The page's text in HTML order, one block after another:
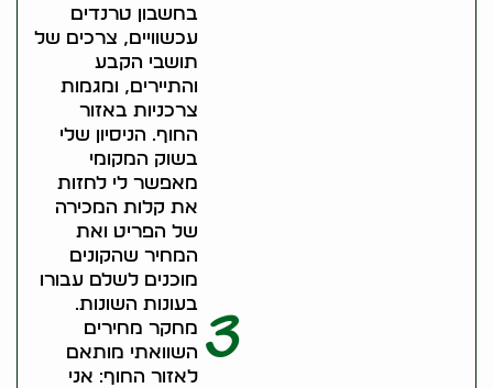
בחשבון טרנדים
עכשוויים, צרכים של
תושבי הקבע
והתיירים, ומגמות
צרכניות באזור
החוף. הניסיון שלי
בשוק המקומי
מאפשר לי לחזות
את קלות המכירה
של הפריט ואת
המחיר שהקונים
מוכנים לשלם עבורו
בעונות השונות.
3 מחקר מחירים
השוואתי מותאם
לאזור החוף: אני